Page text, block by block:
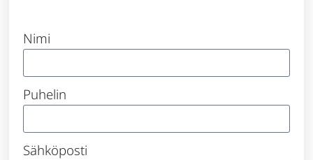
Nimi
Puhelin
Sähköposti